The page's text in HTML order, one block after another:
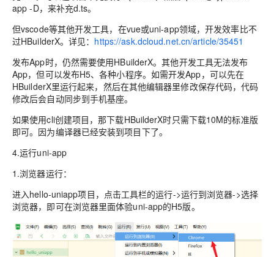
app -D，来补充d.ts。
但vscode等其他开发工具，在vue或uni-app领域，开发效率比不
过HBuilderX。详见： https://ask.dcloud.net.cn/article/35451
发布App时，仍然需要使用HBuilderX。其他开发工具无法发布
App，但可以发布H5、各种小程序。如需开发App，可以先在
HBuilderX里运行起来，然后在其他编辑器里修改保存代码，代码
修改后会自动同步到手机基座。
如果使用cli创建项目，那下载HBuilderX时只需下载10M的标准版
即可。因为编译器已经安装到项目下了。
4.运行uni-app
1.浏览器运行：
进入hello-uniapp项目，点击工具栏的运行->运行到浏览器->选择
浏览器，即可在浏览器里面体验uni-app的H5版。